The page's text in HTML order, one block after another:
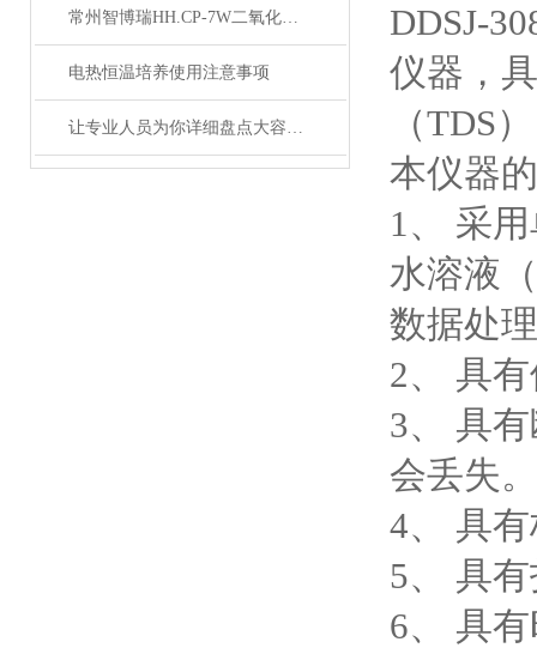
常州智博瑞HH.CP-7W二氧化碳培养箱产品说明
电热恒温培养使用注意事项
让专业人员为你详细盘点大容量全温振荡器的技术特点
DDSJ-
仪器，
（TDS
本仪器
1、 采
水溶液
数据处
2、 具
3、 具
会丢失。
4、 具
5、 具
6、 具